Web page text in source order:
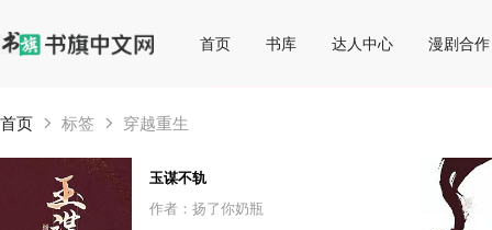
首页 书库 达人中心 漫剧合作
首页 标签 穿越重生
玉谋不轨
作者：扬了你奶瓶